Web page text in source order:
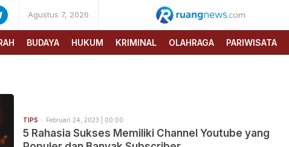
Agustus 7, 2026
RUANG
NEWS
BUDAYA HUKUM KRIMINAL OLAHRAGA PARIWISATA
TIPS Februari 24, 2023 | 00:00
5 Rahasia Sukses Memiliki Channel Youtube yang